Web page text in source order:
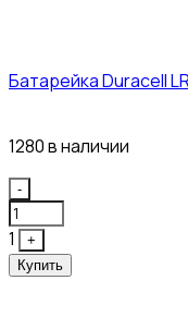
Батарейка Duracell
1280 в наличии
Quantity
-
1
+
Купить